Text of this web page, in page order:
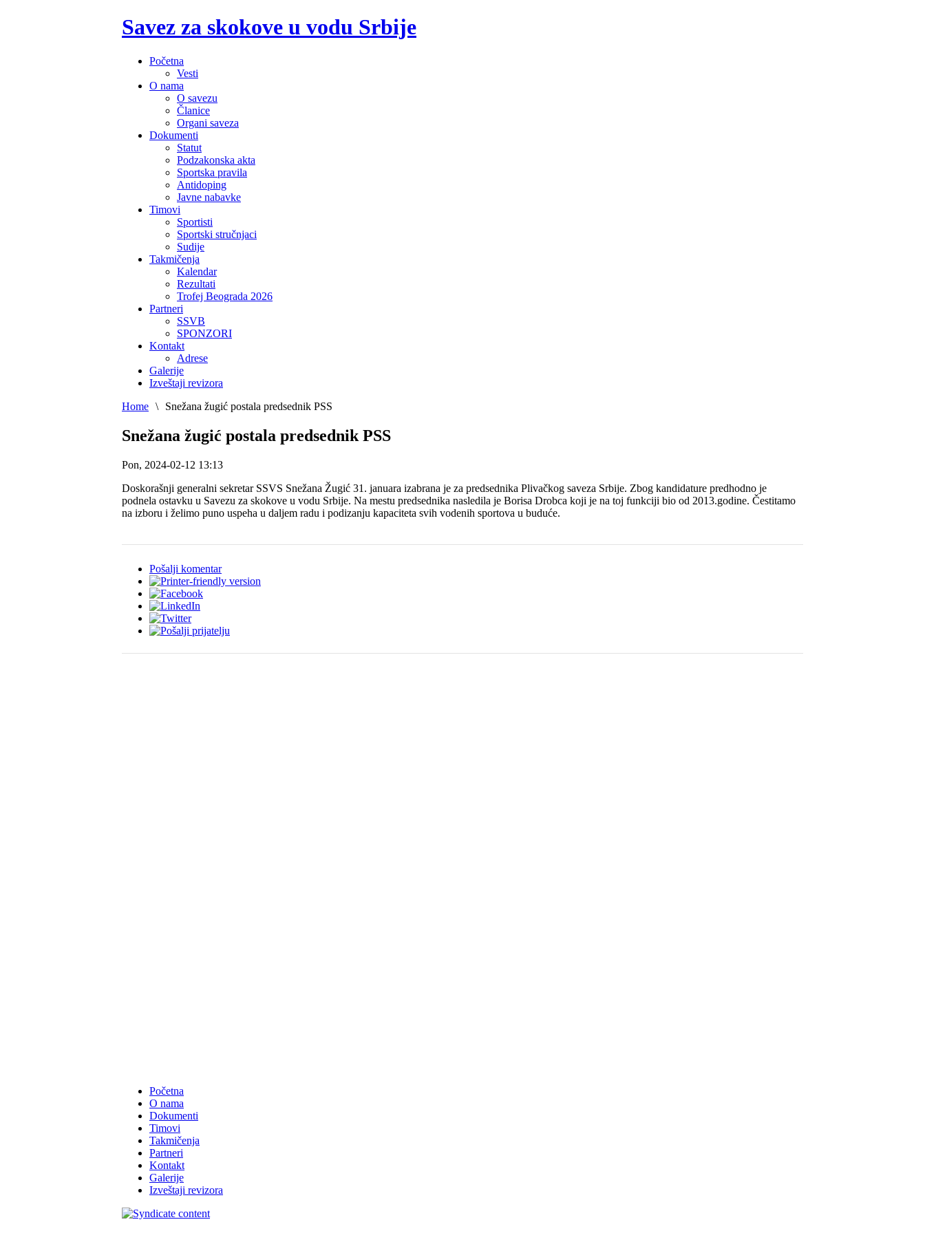
Savez za skokove u vodu Srbije
Početna
Vesti
O nama
O savezu
Članice
Organi saveza
Dokumenti
Statut
Podzakonska akta
Sportska pravila
Antidoping
Javne nabavke
Timovi
Sportisti
Sportski stručnjaci
Sudije
Takmičenja
Kalendar
Rezultati
Trofej Beograda 2026
Partneri
SSVB
SPONZORI
Kontakt
Adrese
Galerije
Izveštaji revizora
Home \ Snežana žugić postala predsednik PSS
Snežana žugić postala predsednik PSS
Pon, 2024-02-12 13:13
Doskorašnji generalni sekretar SSVS Snežana Žugić 31. januara izabrana je za predsednika Plivačkog saveza Srbije. Zbog kandidature predhodno je
podnela ostavku u Savezu za skokove u vodu Srbije. Na mestu predsednika nasledila je Borisa Drobca koji je na toj funkciji bio od 2013.godine. Čestitamo
na izboru i želimo puno uspeha u daljem radu i podizanju kapaciteta svih vodenih sportova u buduće.
Pošalji komentar
Početna
O nama
Dokumenti
Timovi
Takmičenja
Partneri
Kontakt
Galerije
Izveštaji revizora